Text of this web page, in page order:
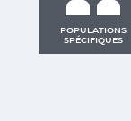
POPULATIONS
SPÉCIFIQUES